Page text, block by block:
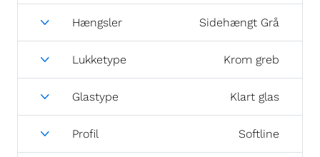
Hængsler Sidehængt Grå
Lukketype Krom greb
Glastype Klart glas
Profil Softline